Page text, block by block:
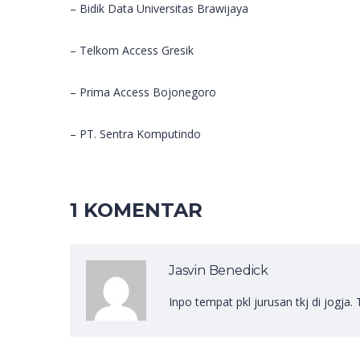
– Bidik Data Universitas Brawijaya
– Telkom Access Gresik
– Prima Access Bojonegoro
– PT. Sentra Komputindo
1 KOMENTAR
Jasvin Benedick
Inpo tempat pkl jurusan tkj di jogja.